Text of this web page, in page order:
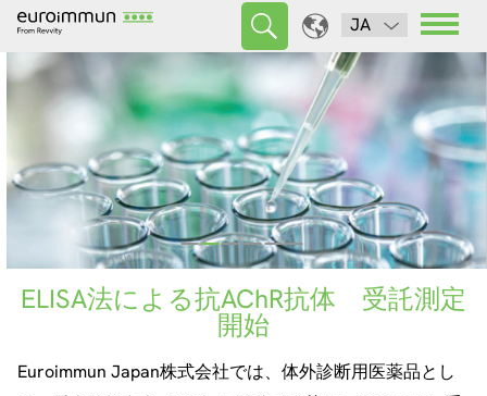
JA
新しいメールアドレス
当社の技術システム統合の一環として、Euroimmunおよ
びIDSの全従業員のメールアドレスが変更されました。
ELISA法による抗AChR抗体 受託測定
開始
Euroimmun Japan株式会社では、体外診断用医薬品とし
全自動間接蛍光抗体法(IFA)測定装置
「UNIQO 160 ユーロイミューン」
１回で最大160サンプルの間接蛍光抗体検査（IFA）の自
EUROPattern Microscope
ANA（抗核抗体）パターン識別、ANCA Crithidia（抗好中
球細胞質抗体）、力価指定を含む同様の混合パターン個別
Blog
このブログはEuroimmun社の日本法人による、情報提供
を目的としたブログです。
Euroimmun
Euroimmun は、世界の大手医療検査診断のメーカーの１
つで、革新的な技術を持った医療検査診断機器と検査試薬
メーカーです。12ヵ国で3000人以上の従業員が、病気の
診断をサポートする検査試薬、および診断の実行と評価の
ためのソフトウェアと検査機器の開発・製造・販売してい
ます。